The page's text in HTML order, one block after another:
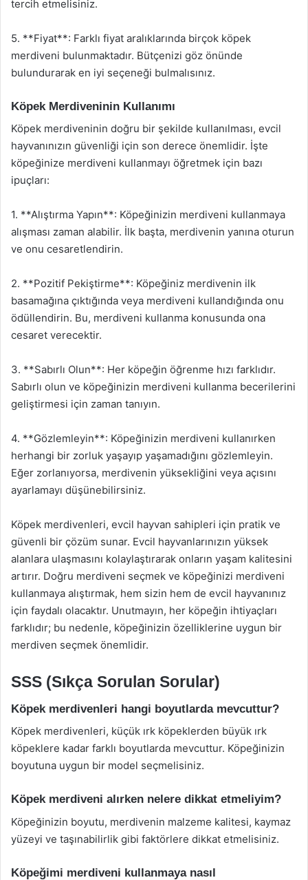
tercih etmelisiniz.
5. **Fiyat**: Farklı fiyat aralıklarında birçok köpek
merdiveni bulunmaktadır. Bütçenizi göz önünde
bulundurarak en iyi seçeneği bulmalısınız.
Köpek Merdiveninin Kullanımı
Köpek merdiveninin doğru bir şekilde kullanılması, evcil
hayvanınızın güvenliği için son derece önemlidir. İşte
köpeğinize merdiveni kullanmayı öğretmek için bazı
ipuçları:
1. **Alıştırma Yapın**: Köpeğinizin merdiveni kullanmaya
alışması zaman alabilir. İlk başta, merdivenin yanına oturun
ve onu cesaretlendirin.
2. **Pozitif Pekiştirme**: Köpeğiniz merdivenin ilk
basamağına çıktığında veya merdiveni kullandığında onu
ödüllendirin. Bu, merdiveni kullanma konusunda ona
cesaret verecektir.
3. **Sabırlı Olun**: Her köpeğin öğrenme hızı farklıdır.
Sabırlı olun ve köpeğinizin merdiveni kullanma becerilerini
geliştirmesi için zaman tanıyın.
4. **Gözlemleyin**: Köpeğinizin merdiveni kullanırken
herhangi bir zorluk yaşayıp yaşamadığını gözlemleyin.
Eğer zorlanıyorsa, merdivenin yüksekliğini veya açısını
ayarlamayı düşünebilirsiniz.
Köpek merdivenleri, evcil hayvan sahipleri için pratik ve
güvenli bir çözüm sunar. Evcil hayvanlarınızın yüksek
alanlara ulaşmasını kolaylaştırarak onların yaşam kalitesini
artırır. Doğru merdiveni seçmek ve köpeğinizi merdiveni
kullanmaya alıştırmak, hem sizin hem de evcil hayvanınız
için faydalı olacaktır. Unutmayın, her köpeğin ihtiyaçları
farklıdır; bu nedenle, köpeğinizin özelliklerine uygun bir
merdiven seçmek önemlidir.
SSS (Sıkça Sorulan Sorular)
Köpek merdivenleri hangi boyutlarda mevcuttur?
Köpek merdivenleri, küçük ırk köpeklerden büyük ırk
köpeklere kadar farklı boyutlarda mevcuttur. Köpeğinizin
boyutuna uygun bir model seçmelisiniz.
Köpek merdiveni alırken nelere dikkat etmeliyim?
Köpeğinizin boyutu, merdivenin malzeme kalitesi, kaymaz
yüzeyi ve taşınabilirlik gibi faktörlere dikkat etmelisiniz.
Köpeğimi merdiveni kullanmaya nasıl